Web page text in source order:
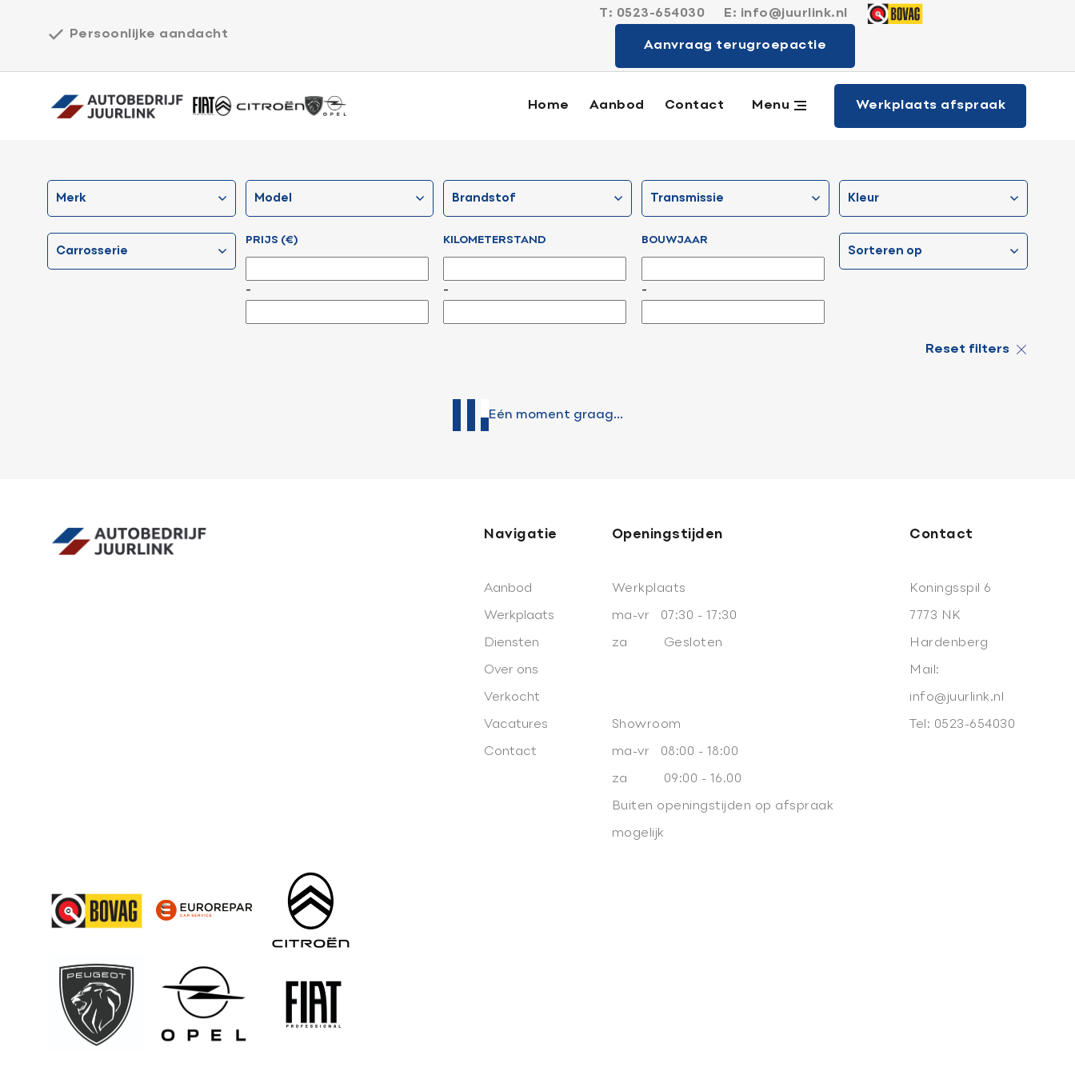
Persoonlijke aandacht
T: 0523-654030 E: info@juurlink.nl
Aanvraag terugroepactie
Home Aanbod Contact Menu Werkplaats afspraak
Werkplaats Diensten
Over ons Verkocht
Contact
mogelijk
merk model brandstof transmissie kleur
carrosserie
PRIJS (€)
-
KILOMETERSTAND
-
BOUWJAAR
-
sorteren op
Reset filters
Eén moment graag...
Navigatie
Aanbod
Werkplaats
Diensten
Over ons
Verkocht
Vacatures
Contact
Openingstijden
Werkplaats
ma-vr 07:30 - 17:30
za Gesloten
Showroom
ma-vr 08:00 - 18:00
za 09:00 - 16.00
Buiten openingstijden op afspraak
mogelijk
Contact
Koningsspil 6
7773 NK
Hardenberg
Mail:
info@juurlink.nl
Tel: 0523-654030